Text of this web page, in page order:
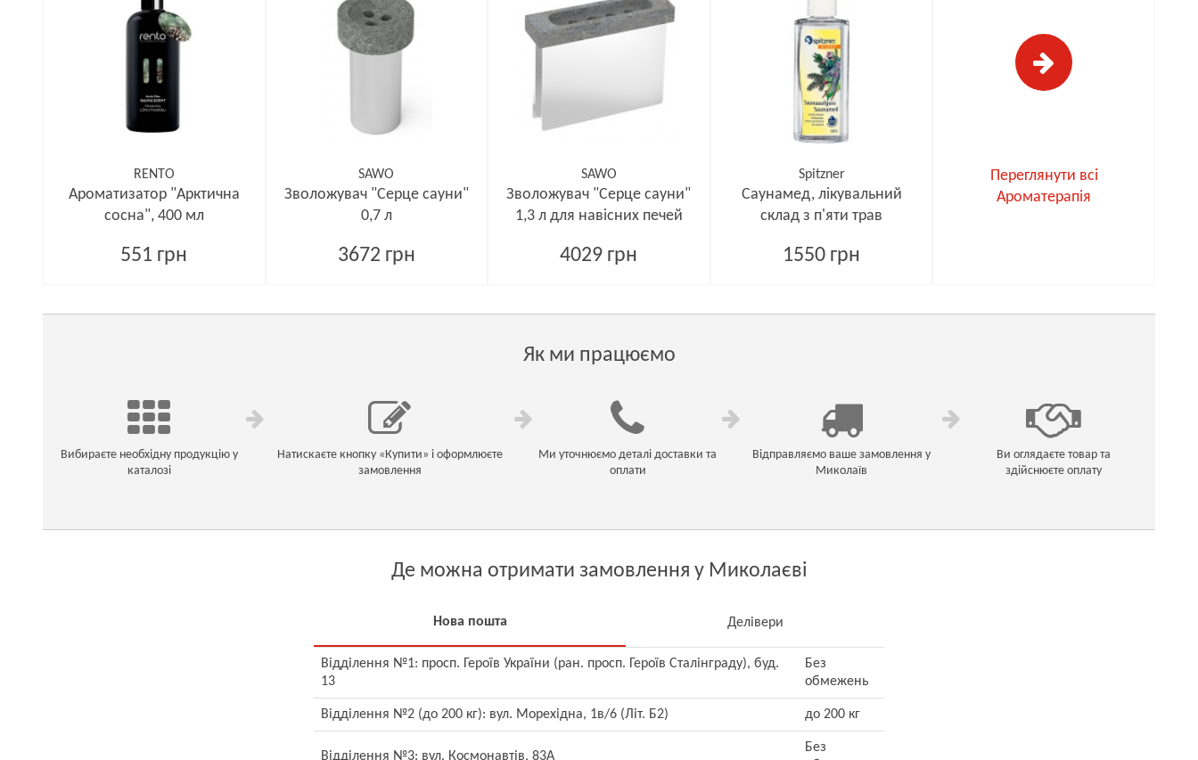
RENTO
Ароматизатор "Арктична
сосна", 400 мл
551 грн
SAWO
Зволожувач "Серце сауни"
0,7 л
3672 грн
SAWO
Зволожувач "Серце сауни"
1,3 л для навісних печей
4029 грн
Spitzner
Саунамед, лікувальний
склад з п'яти трав
1550 грн
Переглянути всі
Ароматерапія
Як ми працюємо
Вибираєте необхідну продукцію у
каталозі
Натискаєте кнопку «Купити» і оформлюєте
замовлення
Ми уточнюємо деталі доставки та
оплати
Відправляємо ваше замовлення у
Миколаїв
Ви оглядаєте товар та
здійснюєте оплату
Де можна отримати замовлення у Миколаєві
Нова пошта Делівери
Відділення №1: просп. Героїв України (ран. просп. Героїв Сталінграду), буд.
13
Без
обмежень
Відділення №2 (до 200 кг): вул. Морехідна, 1в/6 (Літ. Б2) до 200 кг
Відділення №3: вул. Космонавтів, 83A
Без